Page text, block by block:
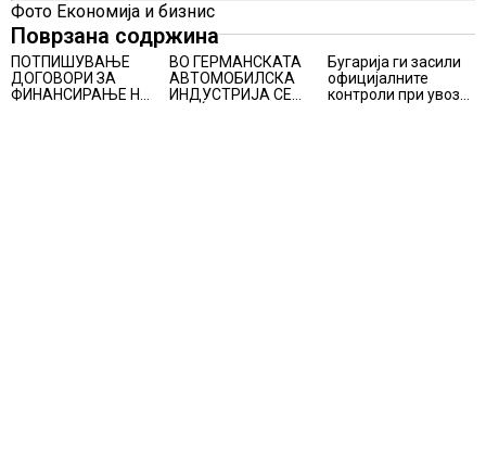
Фото Економија и бизнис
Поврзана содржина
ПОТПИШУВАЊЕ
ДОГОВОРИ ЗА
ФИНАНСИРАЊЕ НА
ВО ГЕРМАНСКАТА
АВТОМОБИЛСКА
ИНДУСТРИЈА СЕ
Бугарија ги засили
официјалните
контроли при увоз